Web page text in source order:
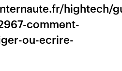
hightech/
comment-
ou-ecrire-